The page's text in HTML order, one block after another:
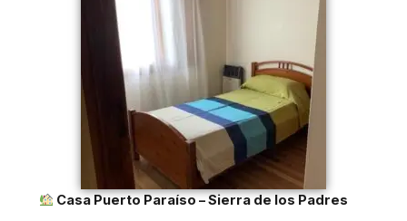
Casa Puerto Paraíso – Sierra de los Padres